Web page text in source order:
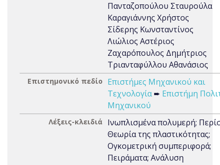
Πανταζοπούλου Σταυρούλα
Καραγιάννης Χρήστος
Σίδερης Κωνσταντίνος
Λιώλιος Αστέριος
Ζαχαρόπουλος Δημήτριος
Τριανταφύλλου Αθανάσιος
Επιστημονικό πεδίο
Επιστήμες Μηχανικού και
Τεχνολογία➨ Επιστήμη
Μηχανικού
Λέξεις-κλειδιά
Ινωπλισμένα πολυμερή;
Θεωρία της πλαστικότητας;
Ογκοµετρική συµπεριφορά;
Πειράματα; Ανάλυση